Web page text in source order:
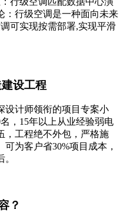
：行级空调是一种面向未来
可实现按需部署,实现平滑
设工程
设计师领衔的项目专案小
，15年以上从业经验弱电
，工程绝不外包，严格施
为客户省30%项目成本，
？